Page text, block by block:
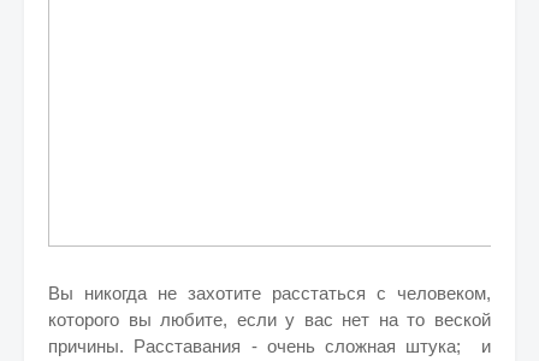
Вы никогда не захотите расстаться с человеком,
которого вы любите, если у вас нет на то веской
причины. Расставания - очень сложная штука; и